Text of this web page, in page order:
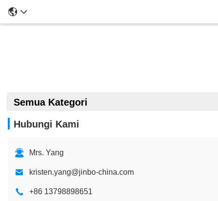
Semua Kategori
Hubungi Kami
Mrs. Yang
kristen.yang@jinbo-china.com
+86 13798898651